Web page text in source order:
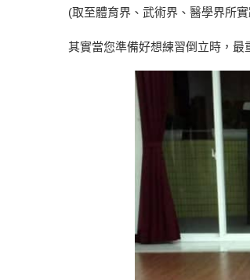
(取至體育界、武術界、醫學界所
其實當您準備好想練習倒立時，最